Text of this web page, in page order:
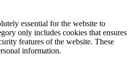
essential for the website to
only includes cookies that ensures
features of the website. These
information.